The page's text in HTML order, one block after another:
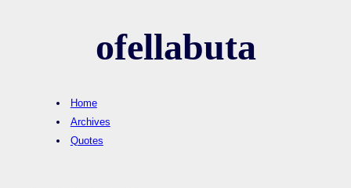
ofellabuta
Home
Archives
Quotes